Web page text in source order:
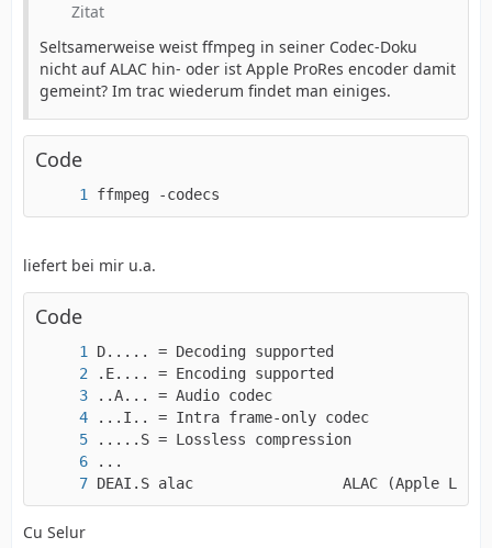
Zitat
Seltsamerweise weist ffmpeg in seiner Codec-Doku
nicht auf ALAC hin- oder ist Apple ProRes encoder damit
gemeint? Im trac wiederum findet man einiges.
Code
ffmpeg -codecs
liefert bei mir u.a.
Code
DEAI.S alac                 ALAC (Apple
Cu Selur